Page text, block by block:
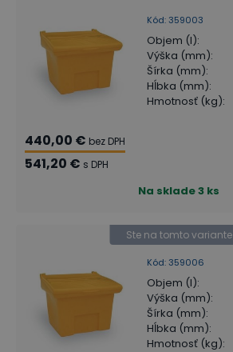
Kód: 359003
Objem (l):
Výška (mm):
Šírka (mm):
Hĺbka (mm):
Hmotnosť (kg):
440,00 € bez DPH
541,20 € s DPH
Na sklade3 ks
Kód: 359006
Ste na tomto variante
Objem (l):
Výška (mm):
Šírka (mm):
Hĺbka (mm):
Hmotnosť (kg):